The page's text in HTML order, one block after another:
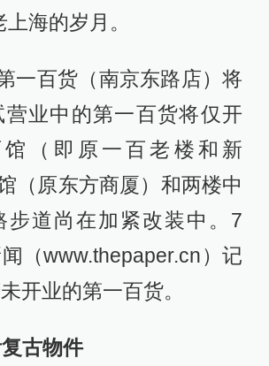
海的岁月。
一百货（南京东路店）将
业中的第一百货将仅开
（即原一百老楼和新
（原东方商厦）和两楼中
步道尚在加紧改装中。7
（www.thepaper.cn）记
开业的第一百货。
古物件